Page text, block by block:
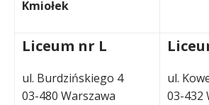
Kmiołek
Liceum nr L
ul. Burdzińskiego 4
03-480 Warszawa
ul.
03-432